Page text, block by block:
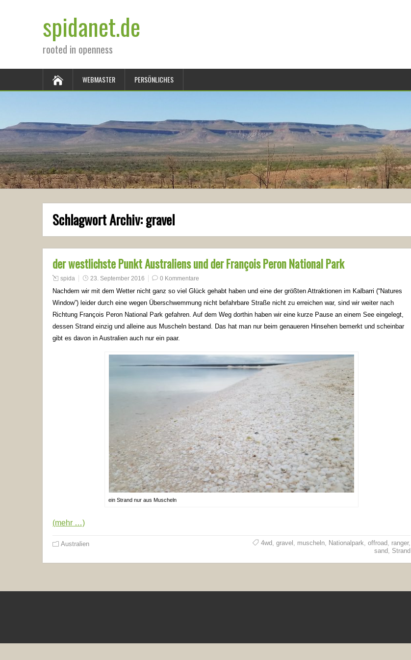
spidanet.de
rooted in openness
WEBMASTER PERSÖNLICHES
Schlagwort Archiv:gravel
der westlichste Punkt Australiens und der François Peron National Park
spida 23. September 2016 0 Kommentare
Nachdem wir mit dem Wetter nicht ganz so viel Glück gehabt haben und eine der größten Attraktionen im Kalbarri (“Natures
Window”) leider durch eine wegen Überschwemmung nicht befahrbare Straße nicht zu erreichen war, sind wir weiter nach
Richtung François Peron National Park gefahren. Auf dem Weg dorthin haben wir eine kurze Pause an einem See eingelegt,
dessen Strand einzig und alleine aus Muscheln bestand. Das hat man nur beim genaueren Hinsehen bemerkt und scheinbar
gibt es davon in Australien auch nur ein paar.
ein Strand nur aus Muscheln
(mehr …)
Australien 4wd, gravel muscheln, Nationalpark offroad, ranger,
sand, Strand